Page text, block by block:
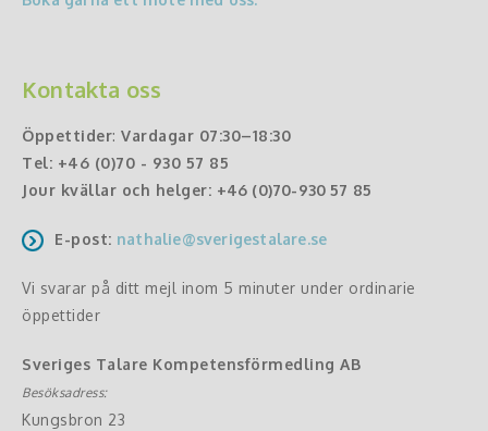
Kontakta oss
Öppettider: Vardagar 07:30–18:30
Tel: +46 (0)70 - 930 57 85
Jour kvällar och helger: +46 (0)70-930 57 85
E-post: nathalie@sverigestalare.se
Vi svarar på ditt mejl inom 5 minuter under ordinarie
öppettider
Sveriges Talare Kompetensförmedling AB
Besöksadress:
Kungsbron 23